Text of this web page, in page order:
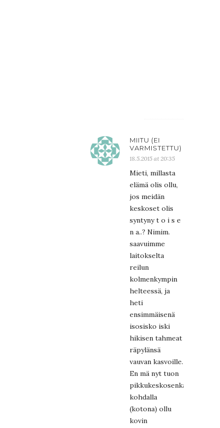
MIITU (EI
VARMISTETTU)
18.5.2015 at 20:35
Mieti, millasta
elämä olis ollu,
jos meidän
keskoset olis
syntyny t o i s e
n a..? Nimim.
saavuimme
laitokselta
reilun
kolmenkympin
helteessä, ja
heti
ensimmäisenä
isosisko iski
hikisen tahmeat
räpylänsä
vauvan kasvoille.
En mä nyt tuon
pikkukeskosenkaan
kohdalla
(kotona) ollu
kovin